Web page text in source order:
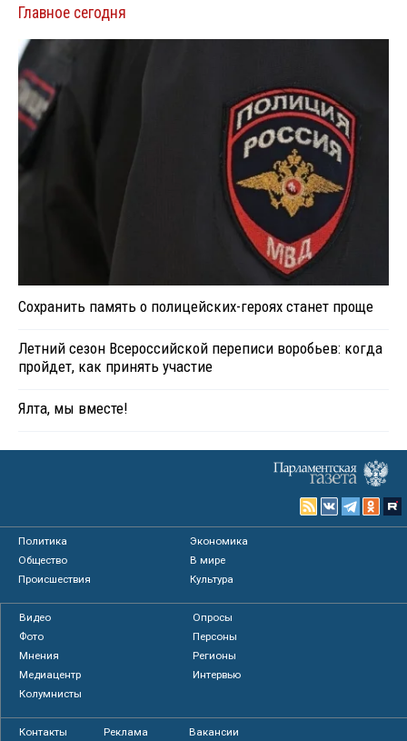
Главное сегодня
Сохранить память о полицейских-героях станет проще
Летний сезон Всероссийской переписи воробьев: когда
пройдет, как принять участие
Ялта, мы вместе!
Политика
Экономика
Общество
В мире
Происшествия
Культура
Видео
Опросы
Фото
Персоны
Мнения
Регионы
Медиацентр
Интервью
Колумнисты
Контакты Реклама Вакансии